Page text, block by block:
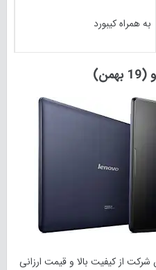
به همراه کیبورد
شرکت از کیفیت بالا و قیمت ارزانی